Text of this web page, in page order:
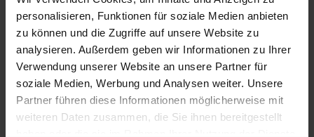
personalisieren, Funktionen für soziale Medien anbieten
zu können und die Zugriffe auf unsere Website zu
analysieren. Außerdem geben wir Informationen zu Ihrer
Verwendung unserer Website an unsere Partner für
soziale Medien, Werbung und Analysen weiter. Unsere
Partner führen diese Informationen möglicherweise mit
weiteren Daten zusammen, die Sie ihnen bereitgestellt
Impressum
Neuigkeiten
Termine
Über uns
Karriere
Erklärung zu moderner Sklaverei und Menschenhandel